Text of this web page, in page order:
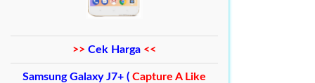
>> Cek Harga <<
Samsung Galaxy J7+ ( Capture A Like